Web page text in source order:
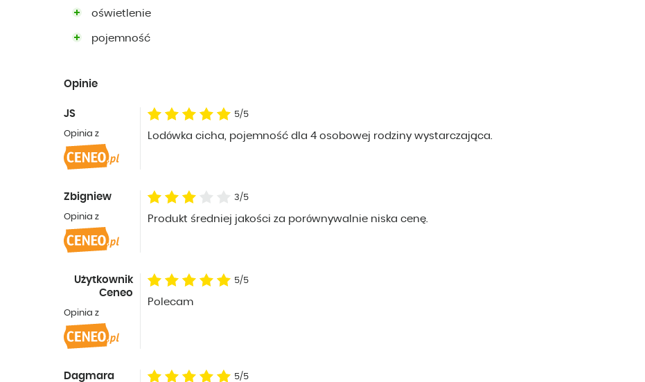
oświetlenie
pojemność
Opinie
5/5
Lodówka cicha, pojemność dla 4 osobowej rodziny wystarczająca.
JS
Opinia z
3/5
Produkt średniej jakości za porównywalnie niska cenę.
Zbigniew
Opinia z
5/5
Polecam
Użytkownik
Ceneo
Opinia z
5/5
Dagmara